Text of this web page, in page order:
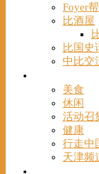
Foyer
比酒屋
比国史
中比交
美食
休闲
活动召
健康
行走中
天津频